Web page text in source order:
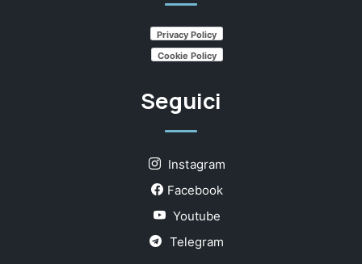
Privacy Policy
Cookie Policy
Seguici
Instagram
Facebook
Youtube
Telegram